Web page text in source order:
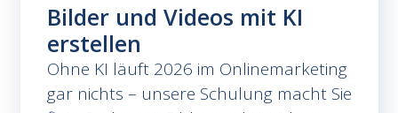
Bilder und Videos mit KI
erstellen
Ohne KI läuft 2026 im Onlinemarketing
gar nichts – unsere Schulung macht Sie